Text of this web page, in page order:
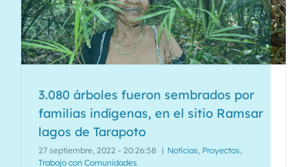
3.080 árboles fueron sembrados por
familias indígenas, en el sitio Ramsar
lagos de Tarapoto
27 septiembre, 2022 - 20:26:58 | Noticias, Proyectos,
Trabajo con Comunidades